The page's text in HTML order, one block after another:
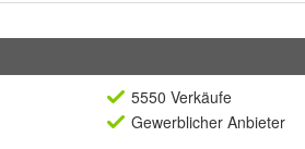
5550 Verkäufe
Gewerblicher Anbieter